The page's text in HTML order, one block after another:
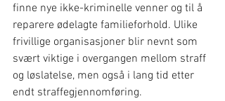
finne nye ikke-kriminelle venner og til å
reparere ødelagte familieforhold. Ulike
frivillige organisasjoner blir nevnt som
svært viktige i overgangen mellom straff
og løslatelse, men også i lang tid etter
endt straffegjennomføring.